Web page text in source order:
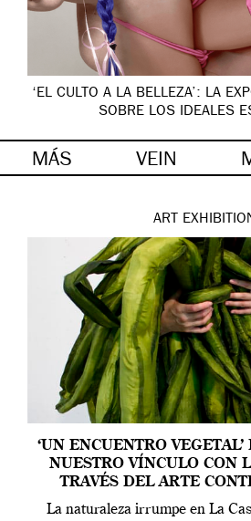
‘EL CULTO A LA BELLEZA’: LA
SOBRE LOS IDEALES
MÁS VEIN
ART
‘UN ENCUENTRO
NUESTRO VÍNCULO CON
TRAVÉS DEL ARTE
La naturaleza irrumpe en La